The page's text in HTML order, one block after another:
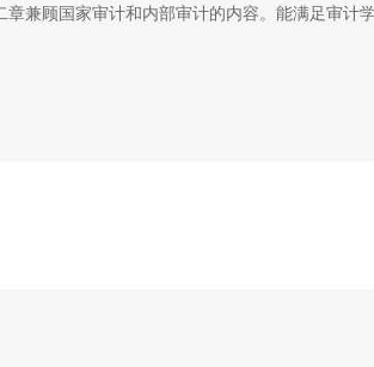
兼顾国家审计和内部审计的内容。能满足审计